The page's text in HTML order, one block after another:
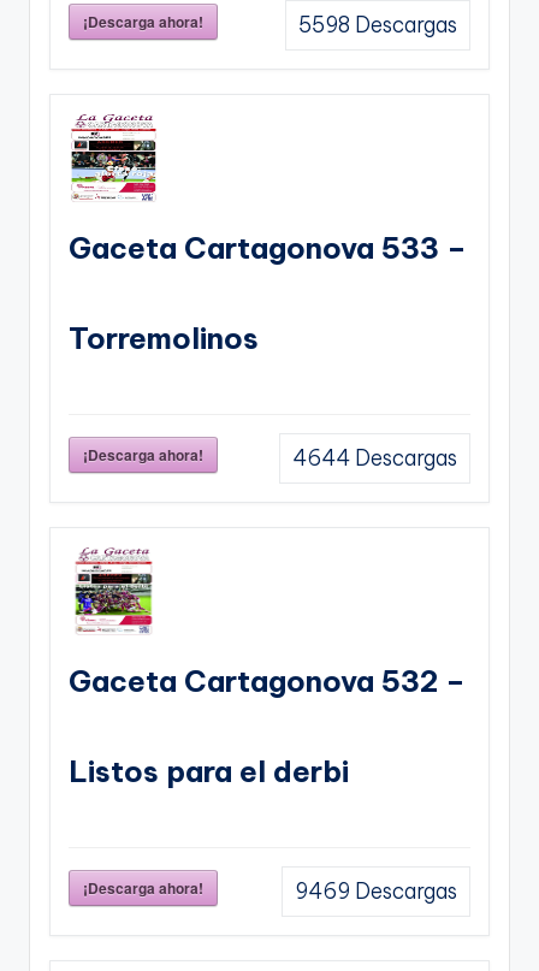
¡Descarga ahora! 5598 Descargas
Gaceta Cartagonova 533 –
Torremolinos
¡Descarga ahora! 4644 Descargas
Gaceta Cartagonova 532 –
Listos para el derbi
¡Descarga ahora! 9469 Descargas